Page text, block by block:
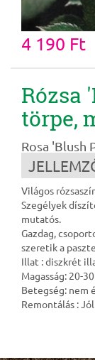
4 190 Ft
Rózsa
törpe,
Rosa 'Blush
Világos
Szegélyek
mutatós.
Gazdag,
szeretik a
Illat : diszkrét
Magasság: 20-
Betegség: nem
Remontálás :